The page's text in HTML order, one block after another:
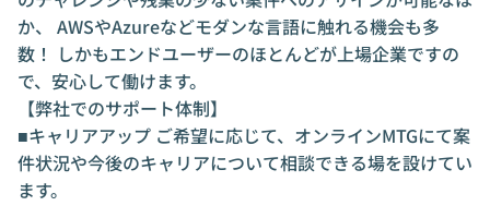
か、 AWSやAzureなどモダンな言語に触れる機会も多
数！ しかもエンドユーザーのほとんどが上場企業ですの
で、安心して働けます。
【弊社でのサポート体制】
■キャリアアップ ご希望に応じて、オンラインMTGにて案
件状況や今後のキャリアについて相談できる場を設けてい
ます。